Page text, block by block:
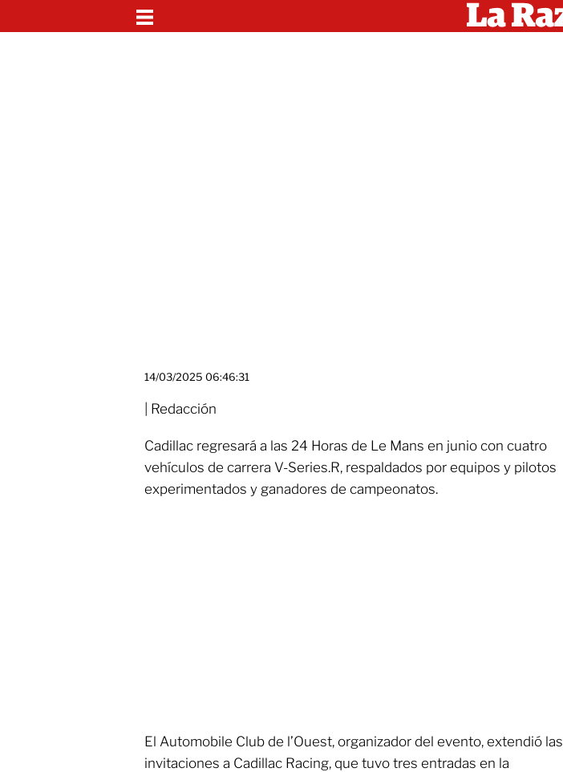
14/03/2025 06:46:31
| Redacción
Cadillac regresará a las 24 Horas de Le Mans en junio con cuatro
vehículos de carrera V-Series.R, respaldados por equipos y pilotos
experimentados y ganadores de campeonatos.
El Automobile Club de l’Ouest, organizador del evento, extendió las
invitaciones a Cadillac Racing, que tuvo tres entradas en la